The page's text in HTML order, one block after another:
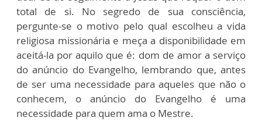
total de si. No segredo de sua consciência,
pergunte-se o motivo pelo qual escolheu a vida
religiosa missionária e meça a disponibilidade em
aceitá-la por aquilo que é: dom de amor a serviço
do anúncio do Evangelho, lembrando que, antes
de ser uma necessidade para aqueles que não o
conhecem, o anúncio do Evangelho é uma
necessidade para quem ama o Mestre.